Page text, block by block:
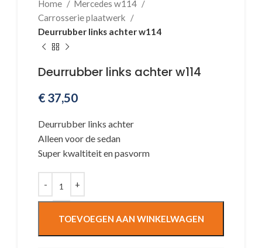
Home
Mercedes w114
Carrosserie plaatwerk
Deurrubber links achter w114
Deurrubber links achter w114
€ 37,50
Deurrubber links achter
Alleen voor de sedan
Super kwaltiteit en pasvorm
TOEVOEGEN AAN WINKELWAGEN